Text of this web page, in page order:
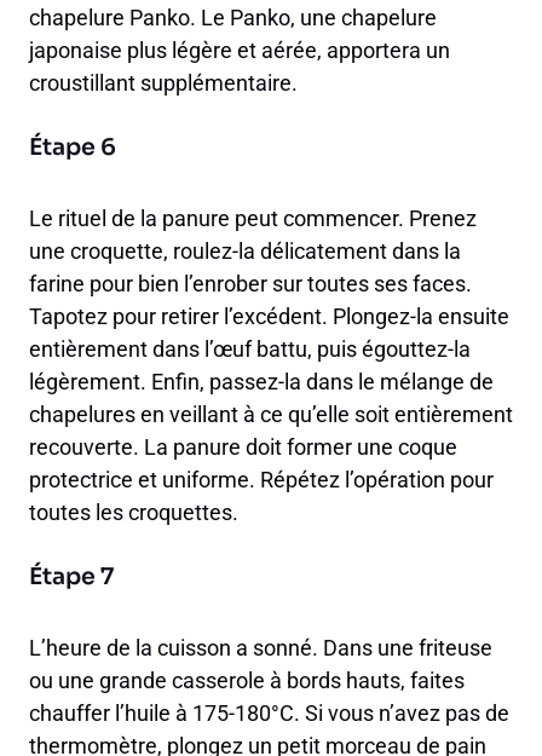
chapelure Panko. Le Panko, une chapelure
japonaise plus légère et aérée, apportera un
croustillant supplémentaire.
Étape 6
Le rituel de la panure peut commencer. Prenez
une croquette, roulez-la délicatement dans la
farine pour bien l’enrober sur toutes ses faces.
Tapotez pour retirer l’excédent. Plongez-la ensuite
entièrement dans l’œuf battu, puis égouttez-la
légèrement. Enfin, passez-la dans le mélange de
chapelures en veillant à ce qu’elle soit entièrement
recouverte. La panure doit former une coque
protectrice et uniforme. Répétez l’opération pour
toutes les croquettes.
Étape 7
L’heure de la cuisson a sonné. Dans une friteuse
ou une grande casserole à bords hauts, faites
chauffer l’huile à 175-180°C. Si vous n’avez pas de
thermomètre, plongez un petit morceau de pain